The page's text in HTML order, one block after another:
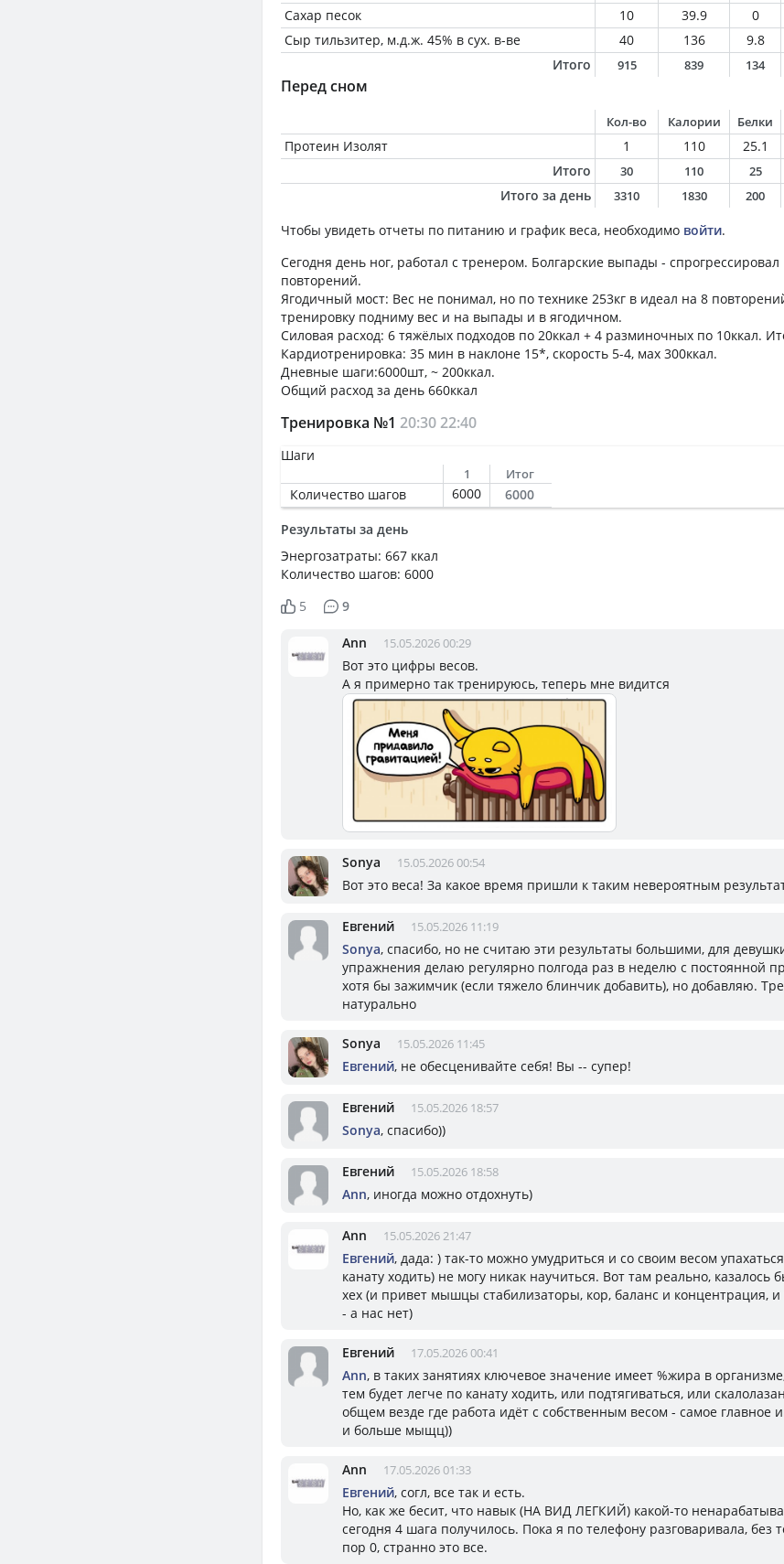
Сахар песок
10 39.9 0
Сыр тильзитер, м.д.ж. 45% в сух. в-ве
40 136 9.8
Итого
915 839 134
Перед сном
Кол-во Калории Белки
Протеин Изолят 1 110 25.1
Итого
30 110 25
Итого за день 3310 1830 200
Чтобы увидеть отчеты по питанию и график веса, необходимо войти.
Сегодня день ног, работал с тренером. Болгарские выпады - спрогрессировал
повторений.
Ягодичный мост: Вес не понимал, но по технике 253кг в идеал на 8
тренировку подниму вес и на выпады и в ягодичном.
Силовая расход: 6 тяжёлых подходов по 20ккал + 4 разминочных по 10ккал.
Кардиотренировка: 35 мин в наклоне 15*, скорость 5-4, мах 300ккал.
Дневные шаги:6000шт, ~ 200ккал.
Общий расход за день 660ккал
Тренировка №1 20:3022:40
Шаги
1 Итог
Количество шагов 6000
6000
Результаты за день
Энергозатраты: 667 ккал
Количество шагов: 6000
5
9
Ann 15.05.2026 00:29
Вот это цифры весов.
А я примерно так тренируюсь, теперь мне видится
Sonya 15.05.2026 00:54
Вот это веса! За какое время пришли к таким невероятным
Евгений 15.05.2026 11:19
Sonya, спасибо, но не считаю эти результаты большими, для
упражнения делаю регулярно полгода раз в неделю с постоянной
хотя бы зажимчик (если тяжело блинчик добавить), но добавляю.
натурально
Sonya 15.05.2026 11:45
Евгений, не обесценивайте себя! Вы -- супер!
Евгений 15.05.2026 18:57
Sonya, спасибо))
Евгений 15.05.2026 18:58
Ann, иногда можно отдохнуть)
Ann 15.05.2026 21:47
Евгений, дада: ) так-то можно умудриться и со своим весом
канату ходить) не могу никак научиться. Вот там реально, казалось
хех (и привет мышцы стабилизаторы, кор, баланс и концентрация,
- а нас нет)
Евгений 17.05.2026 00:41
Ann, в таких занятиях ключевое значение имеет %жира в
тем будет легче по канату ходить, или подтягиваться, или
общем везде где работа идёт с собственным весом - самое главное
и больше мыщц))
Ann 17.05.2026 01:33
Евгений, согл, все так и есть.
Но, как же бесит, что навык (НА ВИД ЛЕГКИЙ) какой-то
сегодня 4 шага получилось. Пока я по телефону разговаривала, без
пор 0, странно это все.